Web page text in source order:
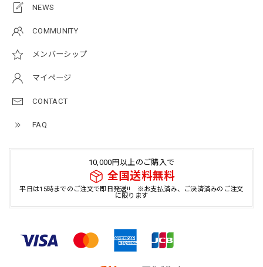
NEWS
COMMUNITY
メンバーシップ
マイページ
CONTACT
FAQ
10,000円以上のご購入で
全国送料無料
平日は15時までのご注文で即日発送!! ※お支払済み、ご決済済みのご注文
に限ります